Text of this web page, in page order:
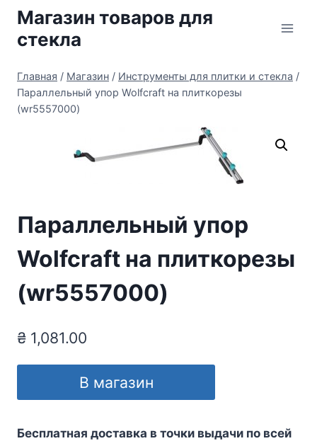
Перейти
содержимому
Магазин товаров для
стекла
Главная / Магазин / Инструменты для плитки и стекла /
Параллельный упор Wolfcraft на плиткорезы
(wr5557000)
Параллельный упор
Wolfcraft на плиткорезы
(wr5557000)
₴ 1,081.00
В магазин
Бесплатная доставка в точки выдачи по всей